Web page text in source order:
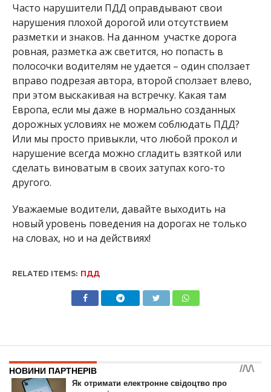
Часто нарушители ПДД оправдывают свои
нарушения плохой дорогой или отсутствием
разметки и знаков. На данном участке дорога
ровная, разметка аж светится, но попасть в
полосочки водителям не удается – один сползает
вправо подрезая автора, второй сползает влево,
при этом выскакивая на встречку. Какая там
Европа, если мы даже в нормально созданных
дорожных условиях не можем соблюдать ПДД?
Или мы просто привыкли, что любой прокол и
нарушение всегда можно сгладить взяткой или
сделать виноватым в своих затупах кого-то
другого.
Уважаемые водители, давайте выходить на
новый уровень поведения на дорогах не только
на словах, но и на действиях!
RELATED ITEMS: ПДД